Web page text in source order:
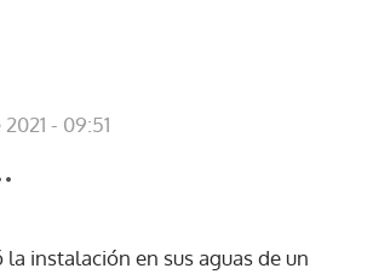
- 09:51
instalación en sus aguas de un